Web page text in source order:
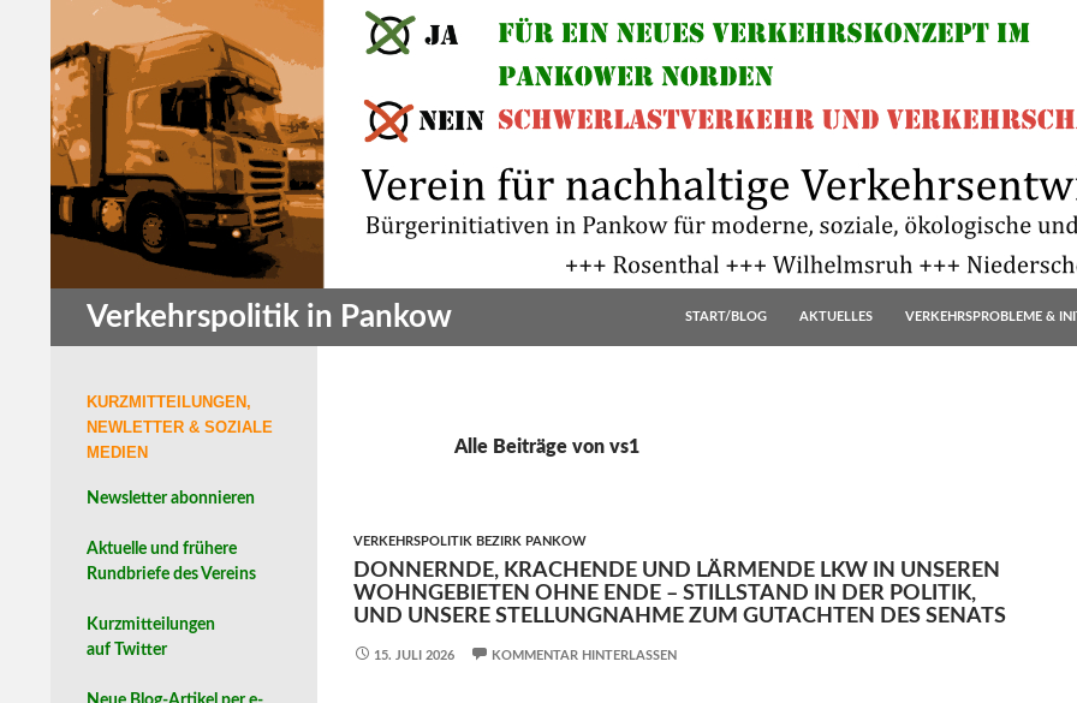
springen
Verkehrspolitik in Pankow
Suchen
START/BLOG AKTUELLES VERKEHRSPROBLEME &
Alle Beiträge von vs1
VERKEHRSPOLITIK BEZIRK PANKOW
DONNERNDE, KRACHENDE UND LÄRMENDE LKW IN UNSEREN
WOHNGEBIETEN OHNE ENDE – STILLSTAND IN DER POLITIK,
UND UNSERE STELLUNGNAHME ZUM GUTACHTEN DES SENATS
15. JULI 2026 KOMMENTAR HINTERLASSEN
KURZMITTEILUNGEN,
NEWLETTER & SOZIALE
MEDIEN
Newsletter abonnieren
Aktuelle und frühere
Rundbriefe des Vereins
Kurzmitteilungen
auf Twitter